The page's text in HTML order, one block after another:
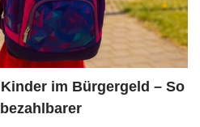
im Bürgergeld – So